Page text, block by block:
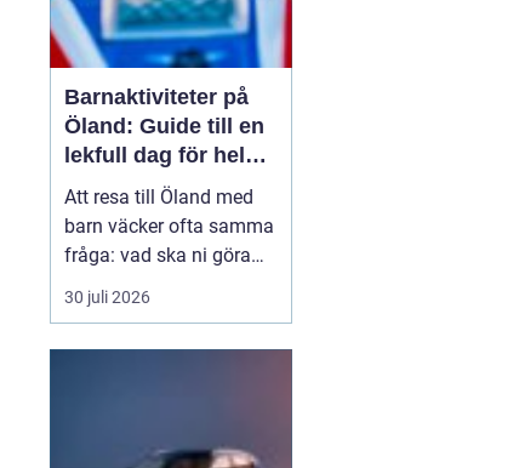
Barnaktiviteter på
Öland: Guide till en
lekfull dag för hela
familjen
Att resa till Öland med
barn väcker ofta samma
fråga: vad ska ni göra
för att alla ska trivas,
oavsett ålder och
30 juli 2026